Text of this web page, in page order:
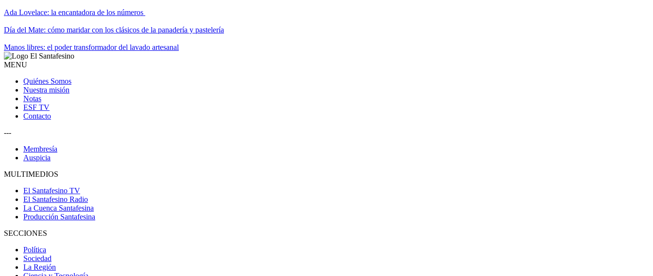
Ada Lovelace: la encantadora de los números
Día del Mate: cómo maridar con los clásicos de la panadería y pastelería
Manos libres: el poder transformador del lavado artesanal
MENU
Quiénes Somos
Nuestra misión
Notas
ESF TV
Contacto
---
Membresía
Auspicia
MULTIMEDIOS
El Santafesino TV
El Santafesino Radio
La Cuenca Santafesina
Producción Santafesina
SECCIONES
Política
Sociedad
La Región